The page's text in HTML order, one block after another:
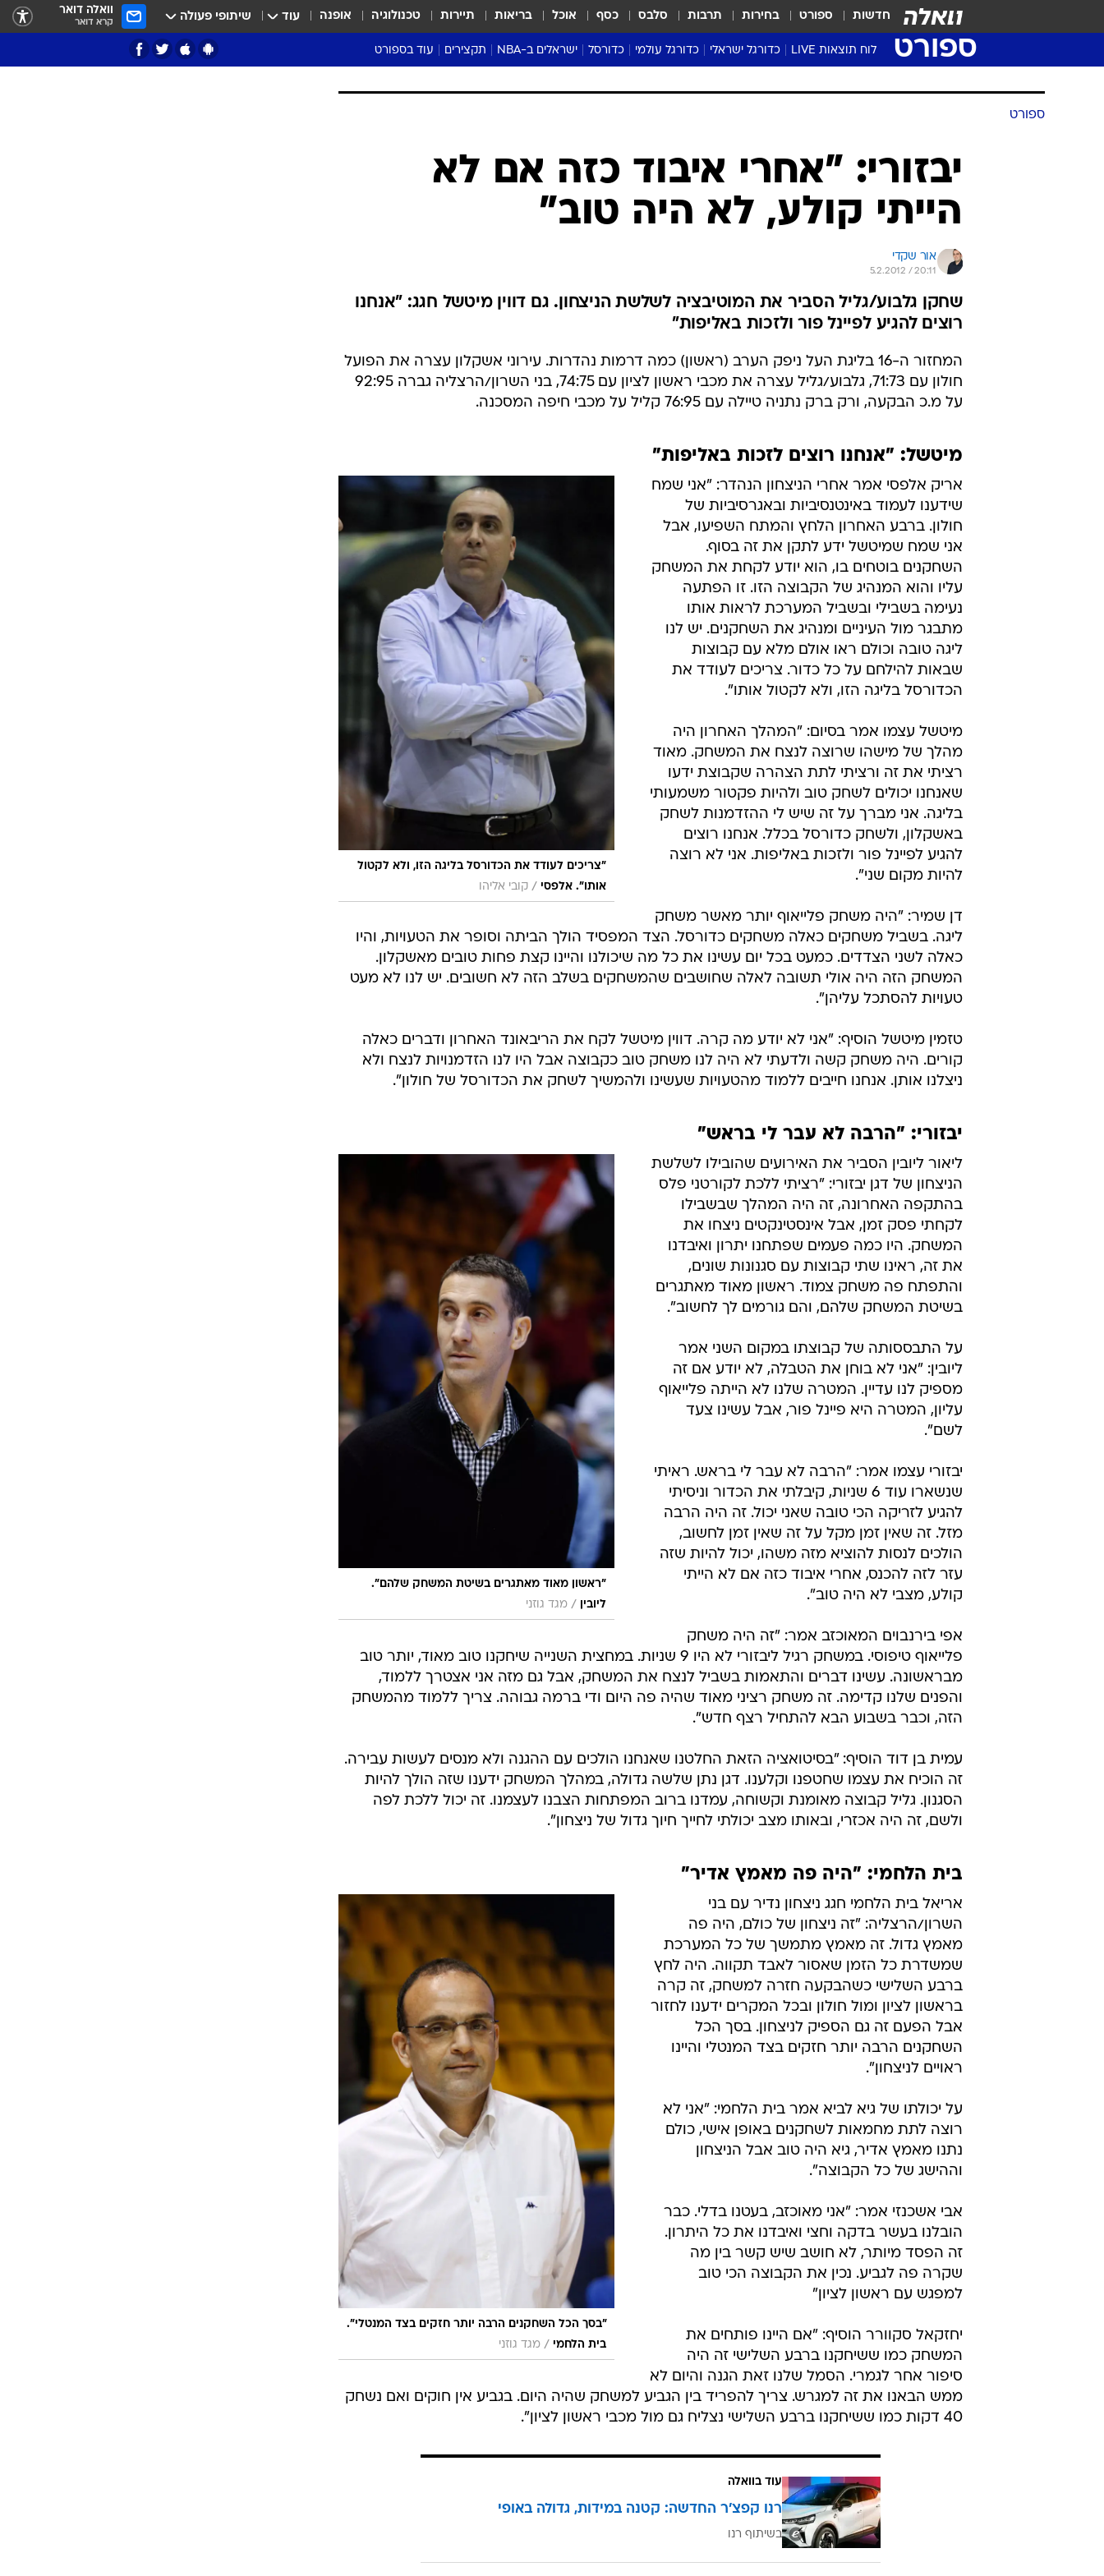
חדשות ספורט בחירות תרבות סלבס כסף אוכל בריאות תיירות טכנולוגיה אופנה עוד שיתופי פעולה וואלה דואר
קרא דואר
ספורט לוח תוצאות LIVE כדורגל ישראלי
נבחרות ישראל
ליגה לאומית
כדורגל עולמי
ליגה צרפתית
ליגת האלופות
הליגה האירופית
כדורסל
נבחרות ישראל בכדורסל
כדורסל נשים
ישראלים ב-NBA תקצירים עוד בספורט
מסכמים מחזור
טראש טוק
ענפים נוספים
כתבו לנו
ספורט
יבזורי: "אחרי איבוד כזה אם לא
הייתי קולע, לא היה טוב"
אור שקדי
5.2.2012 / 20:11
שחקן גלבוע/גליל הסביר את המוטיבציה לשלשת הניצחון. גם דווין מיטשל חגג: "אנחנו
רוצים להגיע לפיינל פור ולזכות באליפות"
המחזור ה-16 בליגת העל ניפק הערב (ראשון) כמה דרמות נהדרות. עירוני אשקלון עצרה את הפועל
חולון עם 71:73, גלבוע/גליל עצרה את מכבי ראשון לציון עם 74:75, בני השרון/הרצליה גברה 92:95
על מ.כ הבקעה, ורק ברק נתניה טיילה עם 76:95 קליל על מכבי חיפה המסכנה.
מיטשל: "אנחנו רוצים לזכות באליפות"
"צריכים לעודד את הכדורסל בליגה הזו, ולא לקטול
אותו". אלפסי / קובי אליהו
אריק אלפסי אמר אחרי הניצחון הנהדר: "אני שמח
שידענו לעמוד באינטנסיביות ובאגרסיביות של
חולון. ברבע האחרון הלחץ והמתח השפיעו, אבל
אני שמח שמיטשל ידע לתקן את זה בסוף.
השחקנים בוטחים בו, הוא יודע לקחת את המשחק
עליו והוא המנהיג של הקבוצה הזו. זו הפתעה
נעימה בשבילי ובשביל המערכת לראות אותו
מתבגר מול העיניים ומנהיג את השחקנים. יש לנו
ליגה טובה וכולם ראו אולם מלא עם קבוצות
שבאות להילחם על כל כדור. צריכים לעודד את
הכדורסל בליגה הזו, ולא לקטול אותו".
מיטשל עצמו אמר בסיום: "המהלך האחרון היה
מהלך של מישהו שרוצה לנצח את המשחק. מאוד
רציתי את זה ורציתי לתת הצהרה שקבוצת ידעו
שאנחנו יכולים לשחק טוב ולהיות פקטור משמעותי
בליגה. אני מברך על זה שיש לי ההזדמנות לשחק
באשקלון, ולשחק כדורסל בכלל. אנחנו רוצים
להגיע לפיינל פור ולזכות באליפות. אני לא רוצה
להיות מקום שני".
דן שמיר: "היה משחק פלייאוף יותר מאשר משחק
ליגה. בשביל משחקים כאלה משחקים כדורסל. הצד המפסיד הולך הביתה וסופר את הטעויות, והיו
כאלה לשני הצדדים. כמעט בכל יום עשינו את כל מה שיכולנו והיינו קצת פחות טובים מאשקלון.
המשחק הזה היה אולי תשובה לאלה שחושבים שהמשחקים בשלב הזה לא חשובים. יש לנו לא מעט
טעויות להסתכל עליהן".
טזמין מיטשל הוסיף: "אני לא יודע מה קרה. דווין מיטשל לקח את הריבאונד האחרון ודברים כאלה
קורים. היה משחק קשה ולדעתי לא היה לנו משחק טוב כקבוצה אבל היו לנו הזדמנויות לנצח ולא
ניצלנו אותן. אנחנו חייבים ללמוד מהטעויות שעשינו ולהמשיך לשחק את הכדורסל של חולון".
יבזורי: "הרבה לא עבר לי בראש"
"ראשון מאוד מאתגרים בשיטת המשחק שלהם".
ליובין
/ מגד גוזני
ליאור ליובין הסביר את האירועים שהובילו לשלשת
הניצחון של דגן יבזורי: "רציתי ללכת לקורטני פלס
בהתקפה האחרונה, זה היה המהלך שבשבילו
לקחתי פסק זמן, אבל אינסטינקטים ניצחו את
המשחק. היו כמה פעמים שפתחנו יתרון ואיבדנו
את זה, ראינו שתי קבוצות עם סגנונות שונים,
והתפתח פה משחק צמוד. ראשון מאוד מאתגרים
בשיטת המשחק שלהם, והם גורמים לך לחשוב".
על התבססותה של קבוצתו במקום השני אמר
ליובין: "אני לא בוחן את הטבלה, לא יודע אם זה
מספיק לנו עדיין. המטרה שלנו לא הייתה פלייאוף
עליון, המטרה היא פיינל פור, אבל עשינו צעד
לשם".
יבזורי עצמו אמר: "הרבה לא עבר לי בראש. ראיתי
שנשארו עוד 6 שניות, קיבלתי את הכדור וניסיתי
להגיע לזריקה הכי טובה שאני יכול. זה היה הרבה
מזל. זה שאין זמן מקל על זה שאין זמן לחשוב,
הולכים לנסות להוציא מזה משהו, יכול להיות שזה
עזר לזה להכנס, אחרי איבוד כזה אם לא הייתי
קולע, מצבי לא היה טוב".
אפי בירנבוים המאוכזב אמר: "זה היה משחק
פלייאוף טיפוסי. במשחק רגיל ליבזורי לא היו 9 שניות. במחצית השנייה שיחקנו טוב מאוד, יותר טוב
מבראשונה. עשינו דברים והתאמות בשביל לנצח את המשחק, אבל גם מזה אני אצטרך ללמוד,
והפנים שלנו קדימה. זה משחק רציני מאוד שהיה פה היום ודי ברמה גבוהה. צריך ללמוד מהמשחק
הזה, וכבר בשבוע הבא להתחיל רצף חדש".
עמית בן דוד הוסיף: "בסיטואציה הזאת החלטנו שאנחנו הולכים עם ההגנה ולא מנסים לעשות עבירה.
זה הוכיח את עצמו שחטפנו וקלענו. דגן נתן שלשה גדולה, במהלך המשחק ידענו שזה הולך להיות
הסגנון. גליל קבוצה מאומנת וקשוחה, עמדנו ברוב המפתחות הצבנו לעצמנו. זה יכול ללכת לפה
ולשם, זה היה אכזרי, ובאותו מצב יכולתי לחייך חיוך גדול של ניצחון".
בית הלחמי: "היה פה מאמץ אדיר"
"בסך הכל השחקנים הרבה יותר חזקים בצד המנטלי".
בית הלחמי / מגד גוזני
אריאל בית הלחמי חגג ניצחון נדיר עם בני
השרון/הרצליה: "זה ניצחון של כולם, היה פה
מאמץ גדול. זה מאמץ מתמשך של כל המערכת
שמשדרת כל הזמן שאסור לאבד תקווה. היה לחץ
ברבע השלישי כשהבקעה חזרה למשחק, זה קרה
בראשון לציון ומול חולון ובכל המקרים ידענו לחזור
אבל הפעם זה גם הספיק לניצחון. בסך הכל
השחקנים הרבה יותר חזקים בצד המנטלי והיינו
ראויים לניצחון".
על יכולתו של גיא לביא אמר בית הלחמי: "אני לא
רוצה לתת מחמאות לשחקנים באופן אישי, כולם
נתנו מאמץ אדיר, גיא היה טוב אבל הניצחון
וההישג של כל הקבוצה".
אבי אשכנזי אמר: "אני מאוכזב, בעטנו בדלי. כבר
הובלנו בעשר בדקה וחצי ואיבדנו את כל היתרון.
זה הפסד מיותר, לא חושב שיש קשר בין מה
שקרה פה לגביע. נכין את הקבוצה הכי טוב
למפגש עם ראשון לציון"
יחזקאל סקוורר הוסיף: "אם היינו פותחים את
המשחק כמו ששיחקנו ברבע השלישי זה היה
סיפור אחר לגמרי. הסמל שלנו זאת הגנה והיום לא
ממש הבאנו את זה למגרש. צריך להפריד בין הגביע למשחק שהיה היום. בגביע אין חוקים ואם נשחק
40 דקות כמו ששיחקנו ברבע השלישי נצליח גם מול מכבי ראשון לציון".
עוד בוואלה
רנו קפצ'ר החדשה: קטנה במידות, גדולה באופי
בשיתוף רנו